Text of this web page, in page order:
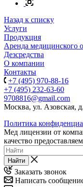
Назад к списку
Услуги
Продукция
Аренда медицинского
Дезсредства
О компании
Контакты
+7 (495) 970-88-16
+7 (495) 232-63-60
9708816@gmail.com
Москва, ул. Азовская,
Политика
Мед лицензии от
качество
Найти
Заказать звонок
Написать